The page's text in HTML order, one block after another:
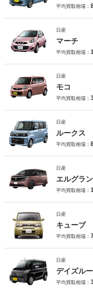
平均買取相場：
日産
マーチ
平均買取相場：
日産
モコ
平均買取相場：
日産
ルークス
平均買取相場：
日産
エルグラ
平均買取相場：
日産
キューブ
平均買取相場：
日産
デイズル
平均買取相場：